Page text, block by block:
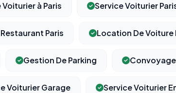
à Paris Service Voiturier
Paris Location De Voiture
Gestion De Parking Convoyage
Voiturier Garage Service Voiturier